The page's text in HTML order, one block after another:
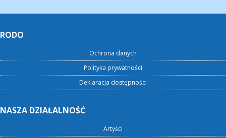
RODO
Ochrona danych
Polityka prywatności
Deklaracja dostępności
NASZA DZIAŁALNOŚĆ
Artyści